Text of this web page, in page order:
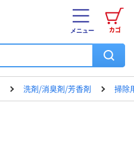
カゴ
メニュー
洗剤/消臭剤/芳香剤 掃除